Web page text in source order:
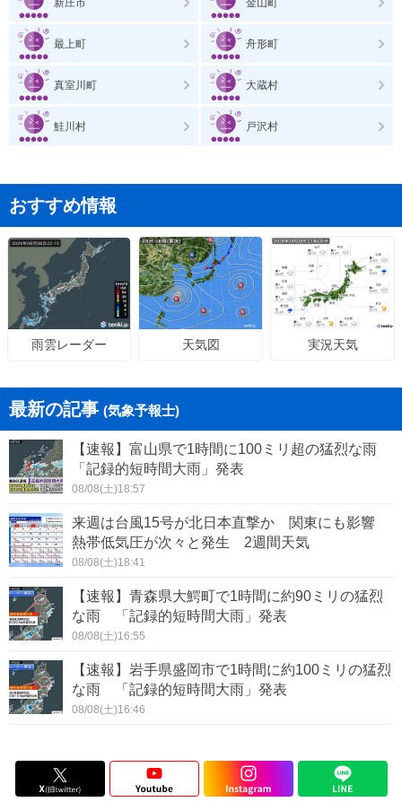
最上町 舟形町
真室川町 大蔵村
鮭川村 戸沢村
おすすめ情報
雨雲レーダー 天気図 実況天気
最新の記事 (気象予報士)
【速報】富山県で1時間に100ミリ超の猛烈な雨
「記録的短時間大雨」発表
08/08(土)18:57
来週は台風15号が北日本直撃か 関東にも影響
熱帯低気圧が次々と発生 2週間天気
08/08(土)18:41
【速報】青森県大鰐町で1時間に約90ミリの猛烈
な雨 「記録的短時間大雨」発表
08/08(土)16:55
【速報】岩手県盛岡市で1時間に約100ミリの猛烈
な雨 「記録的短時間大雨」発表
08/08(土)16:46